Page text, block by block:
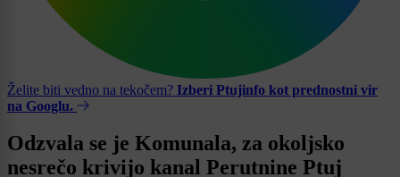
Želite biti vedno na tekočem? Izberi Ptujinfo kot prednostni vir
na Googlu.
Odzvala se je Komunala, za okoljsko
nesrečo krivijo kanal Perutnine Ptuj